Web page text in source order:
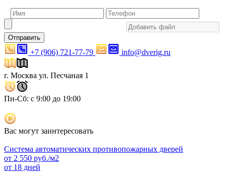
Отправить
+7 (906) 721-77-79 info@dverig.ru
г. Москва ул. Песчаная 1
Пн-Сб: с 9:00 до 19:00
Вас могут заинтересовать
Система автоматических противопожарных дверей
от 2 550 руб./м2
от 18 дней